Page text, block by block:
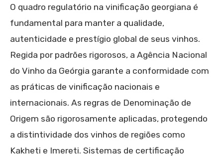
O quadro regulatório na vinificação georgiana é
fundamental para manter a qualidade,
autenticidade e prestígio global de seus vinhos.
Regida por padrões rigorosos, a Agência Nacional
do Vinho da Geórgia garante a conformidade com
as práticas de vinificação nacionais e
internacionais. As regras de Denominação de
Origem são rigorosamente aplicadas, protegendo
a distintividade dos vinhos de regiões como
Kakheti e Imereti. Sistemas de certificação